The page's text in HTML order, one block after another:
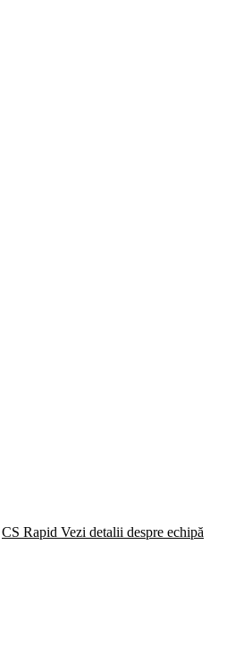
CS Rapid Vezi detalii despre echipă